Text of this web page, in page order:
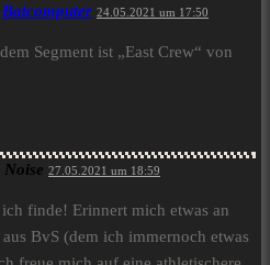
Batcomputer 24.05.2021 um 17:50
Segment ist „East Crew“ von
Noise 27.05.2021 um 18:59
finde! Erinnert mich etwas an
BvS (dem ich immernoch etwas